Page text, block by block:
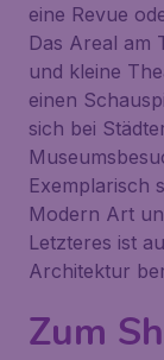
eine Revue
Das Areal am
und kleine
einen
sich bei
Exemplarisch
Modern Art
Letzteres ist
Architektur
Zum